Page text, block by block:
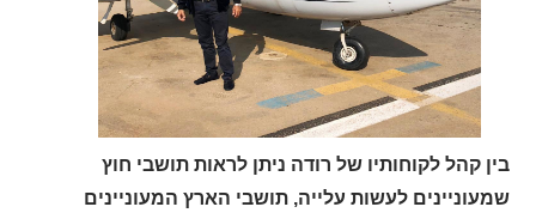
בין קהל לקוחותיו של רודה ניתן לראות תושבי חוץ
שמעוניינים לעשות עלייה, תושבי הארץ המעוניינים